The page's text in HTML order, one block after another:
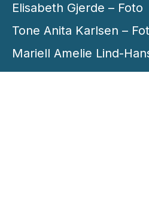
Elisabeth Gjerde – Foto
Tone Anita Karlsen –
Mariell Amelie Lind-
Anna Karoline Løseth